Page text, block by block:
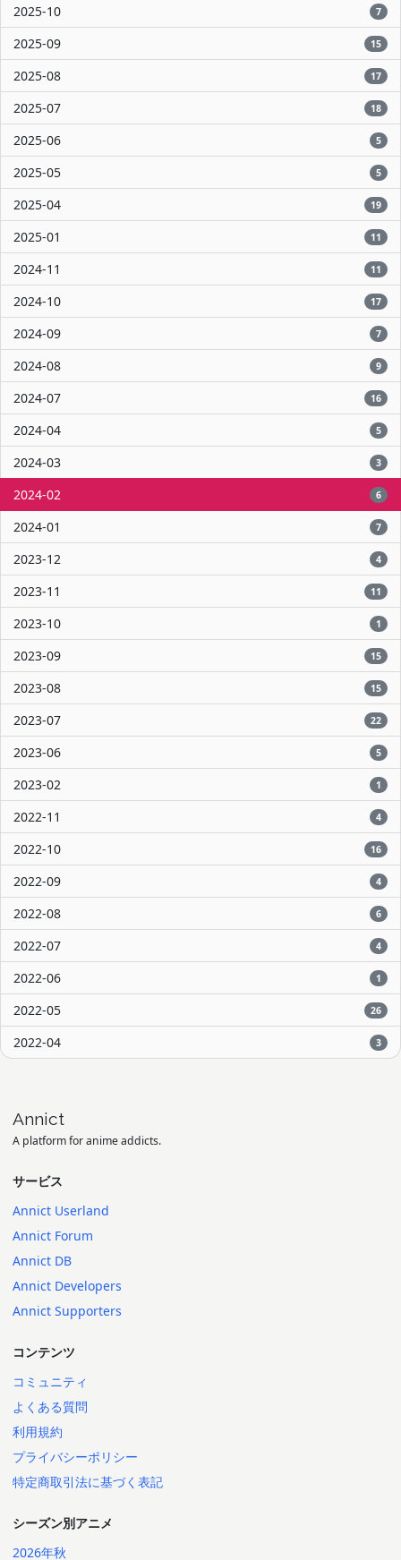
2025-10 7
2025-09 15
2025-08 17
2025-07 18
2025-06 5
2025-05 5
2025-04 19
2025-01 11
2024-11 11
2024-10 17
2024-09 7
2024-08 9
2024-07 16
2024-04 5
2024-03 3
2024-02 6
2024-01 7
2023-12 4
2023-11 11
2023-10 1
2023-09 15
2023-08 15
2023-07 22
2023-06 5
2023-02 1
2022-11 4
2022-10 16
2022-09 4
2022-08 6
2022-07 4
2022-06 1
2022-05 26
2022-04 3
Annict
A platform for anime addicts.
サービス
Annict Userland
Annict Forum
Annict DB
Annict Developers
Annict Supporters
コンテンツ
コミュニティ
よくある質問
利用規約
プライバシーポリシー
特定商取引法に基づく表記
シーズン別アニメ
2026年秋